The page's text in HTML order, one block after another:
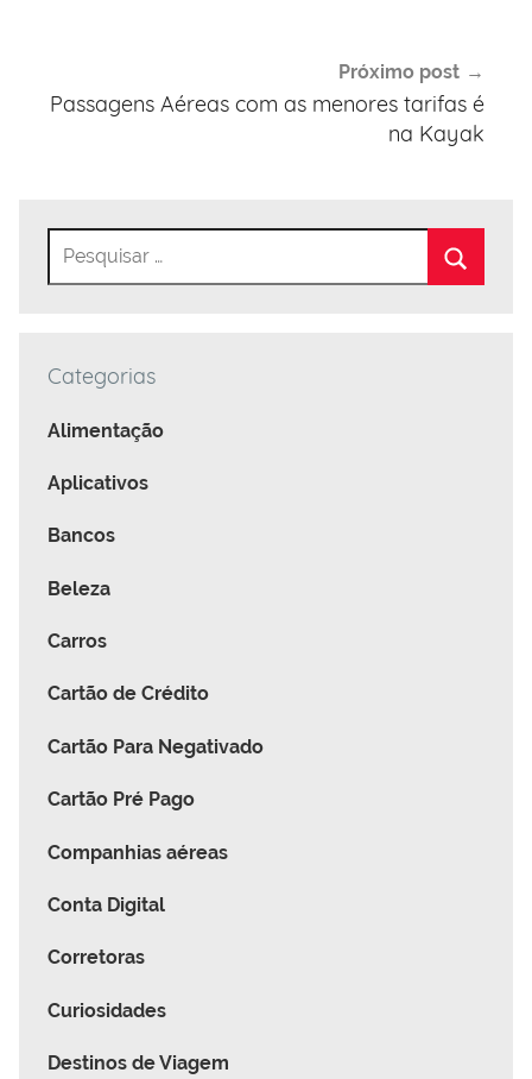
Próximo post
Passagens Aéreas com as menores tarifas é
na Kayak
Categorias
Alimentação
Aplicativos
Bancos
Beleza
Carros
Cartão de Crédito
Cartão Para Negativado
Cartão Pré Pago
Companhias aéreas
Conta Digital
Corretoras
Curiosidades
Destinos de Viagem